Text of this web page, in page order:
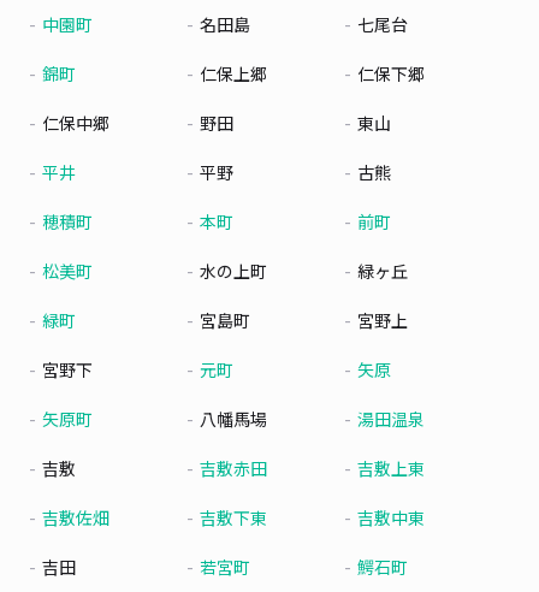
中園町 名田島 七尾台
錦町 仁保上郷 仁保下郷
仁保中郷 野田 東山
平井 平野 古熊
穂積町 本町 前町
松美町 水の上町 緑ヶ丘
緑町 宮島町 宮野上
宮野下 元町 矢原
矢原町 八幡馬場 湯田温泉
吉敷 吉敷赤田 吉敷上東
吉敷佐畑 吉敷下東 吉敷中東
吉田 若宮町 鰐石町